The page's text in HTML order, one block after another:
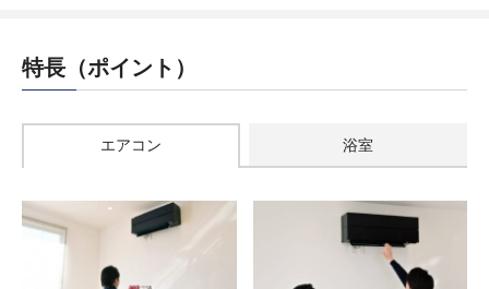
特長（ポイント）
エアコン 浴室